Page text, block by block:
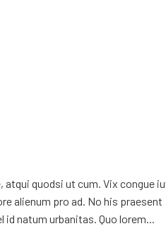
quodsi ut cum. Vix congue
alienum pro ad. No his praesent
id natum urbanitas. Quo lorem...